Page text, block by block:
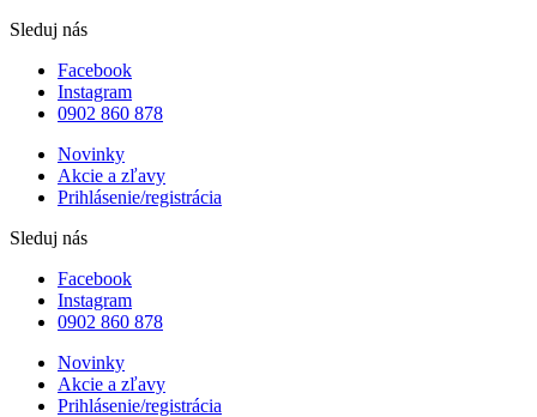
Sleduj nás
Facebook
Instagram
0902 860 878
Novinky
Akcie a zľavy
Prihlásenie/registrácia
Sleduj nás
Facebook
Instagram
0902 860 878
Novinky
Akcie a zľavy
Prihlásenie/registrácia